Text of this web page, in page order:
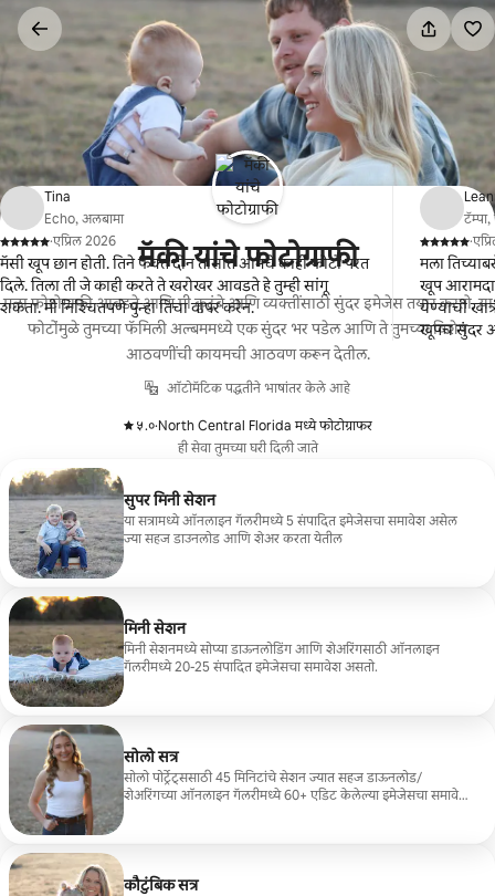
कंटेंटवर
मॅकी यांचे फोटोग्राफी
मला फोटोग्राफी आवडते आणि मी कुटुंबे आणि व्यक्तींसाठी सुंदर इमेजेस तयार करतो. या
फोटोंमुळे तुमच्या फॅमिली अल्बममध्ये एक सुंदर भर पडेल आणि ते तुमच्या विशेष
आठवणींची कायमची आठवण करून देतील.
ऑटोमॅटिक पद्धतीने भाषांतर केले आहे
५.०
,
·North Central Florida मध्ये फोटोग्राफर
ही सेवा तुमच्या घरी दिली जाते
सुपर मिनी सेशन
या सत्रामध्ये ऑनलाइन गॅलरीमध्ये 5 संपादित इमेजेसचा समावेश असेल
ज्या सहज डाउनलोड आणि शेअर करता येतील
मिनी सेशन
मिनी सेशनमध्ये सोप्या डाऊनलोडिंग आणि शेअरिंगसाठी ऑनलाइन
गॅलरीमध्ये 20-25 संपादित इमेजेसचा समावेश असतो.
सोलो सत्र
सोलो पोर्ट्रेट्ससाठी 45 मिनिटांचे सेशन ज्यात सहज डाऊनलोड/
शेअरिंगच्या ऑनलाइन गॅलरीमध्ये 60+ एडिट केलेल्या इमेजेसचा समावेश
कौटुंबिक सत्र
Tina
Echo, अलबामा
,
·एप्रिल 2026
मॅसी खूप छान होती. तिने फक्त दोन तासांत आमचे काही फोटो परत
दिले. तिला ती जे काही करते ते खरोखर आवडते हे तुम्ही सांगू
शकता. मी निश्चितपणे पुन्हा तिचा वापर करेन.
टॅम्पा,
,
·
मला
खूप
येण्याची
खूपच सुंदर